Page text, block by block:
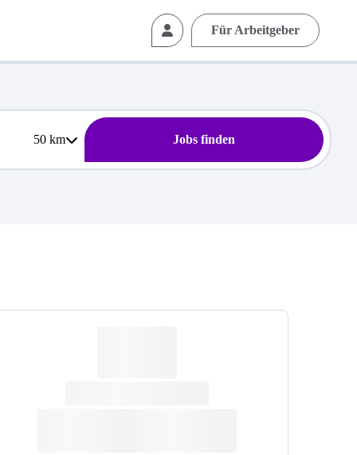
Für Arbeitgeber
50km Jobs finden